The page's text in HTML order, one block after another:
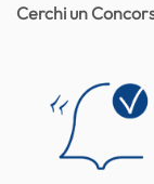
Cerchi un